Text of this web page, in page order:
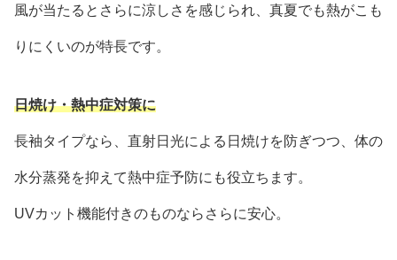
風が当たるとさらに涼しさを感じられ、真夏でも熱がこも
りにくいのが特長です。
日焼け・熱中症対策に
長袖タイプなら、直射日光による日焼けを防ぎつつ、体の
水分蒸発を抑えて熱中症予防にも役立ちます。
UVカット機能付きのものならさらに安心。